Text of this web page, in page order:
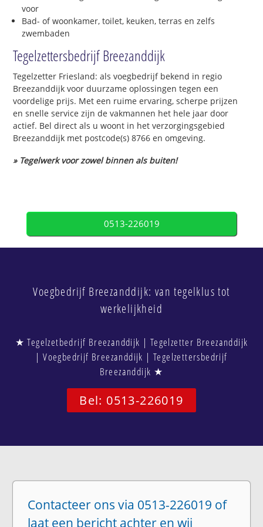
voor
Bad- of woonkamer, toilet, keuken, terras en zelfs
zwembaden
Tegelzettersbedrijf Breezanddijk
Tegelzetter Friesland: als voegbedrijf bekend in regio
Breezanddijk voor duurzame oplossingen tegen een
voordelige prijs. Met een ruime ervaring, scherpe prijzen
en snelle service zijn de vakmannen het hele jaar door
actief. Bel direct als u woont in het verzorgingsgebied
Breezanddijk met postcode(s) 8766 en omgeving.
» Tegelwerk voor zowel binnen als buiten!
0513-226019
Voegbedrijf Breezanddijk: van tegelklus tot
werkelijkheid
★ Tegelzetbedrijf Breezanddijk | Tegelzetter Breezanddijk
| Voegbedrijf Breezanddijk | Tegelzettersbedrijf
Breezanddijk ★
Bel: 0513-226019
Contacteer ons via 0513-226019 of
laat een bericht achter en wij